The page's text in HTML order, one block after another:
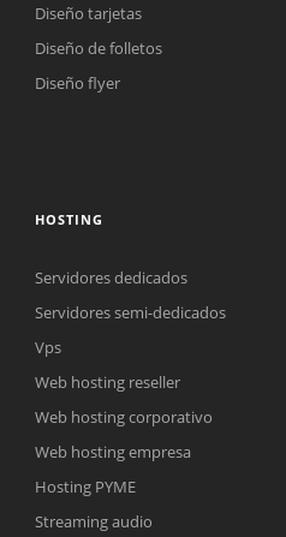
online
reunión online.
Online
de línea. Complete el formulario
Diseño tarjetas
Diseño de folletos
Diseño flyer
HOSTING
Servidores dedicados
Servidores semi-dedicados
Vps
Web hosting reseller
Web hosting corporativo
Web hosting empresa
Hosting PYME
Streaming audio